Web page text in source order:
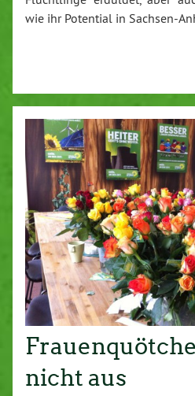
wie ihr Potential in Sachsen-
nicht aus